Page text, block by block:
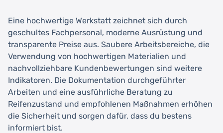
Eine hochwertige Werkstatt zeichnet sich durch
geschultes Fachpersonal, moderne Ausrüstung und
transparente Preise aus. Saubere Arbeitsbereiche, die
Verwendung von hochwertigen Materialien und
nachvollziehbare Kundenbewertungen sind weitere
Indikatoren. Die Dokumentation durchgeführter
Arbeiten und eine ausführliche Beratung zu
Reifenzustand und empfohlenen Maßnahmen erhöhen
die Sicherheit und sorgen dafür, dass du bestens
informiert bist.